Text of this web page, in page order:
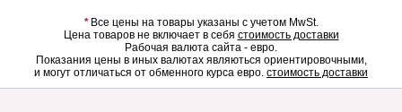
*Все цены на товары указаны с учетом MwSt.
Цена товаров не включает в себя стоимость доставки
Рабочая валюта сайта - евро.
Показания цены в иных валютах являються ориентировочными,
и могут отличаться от обменного курса евро. стоимость доставки